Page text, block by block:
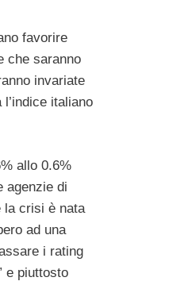
favorire
che saranno
invariate
italiano
allo 0.6%
agenzie di
la crisi è nata
ad una
i rating
e piuttosto